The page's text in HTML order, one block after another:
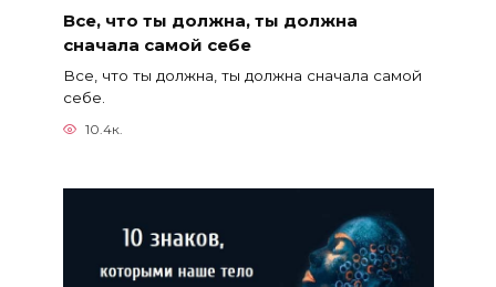
Все, что ты должна, ты должна
сначала самой себе
Все, что ты должна, ты должна сначала самой
себе.
10.4к.